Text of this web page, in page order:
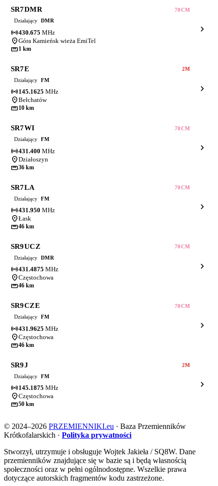
SR7DMR
70CM
Działający
DMR
sensors430.675 MHz
location_onGóra Kamieńsk wieża EmiTel
straighten1 km
chevron_right
SR7E
2M
Działający
FM
sensors145.1625 MHz
location_onBełchatów
straighten10 km
chevron_right
SR7WI
70CM
Działający
FM
sensors431.400 MHz
location_onDziałoszyn
straighten36 km
chevron_right
SR7LA
70CM
Działający
FM
sensors431.950 MHz
location_onŁask
straighten46 km
chevron_right
SR9UCZ
70CM
Działający
DMR
sensors431.4875 MHz
location_onCzęstochowa
straighten46 km
chevron_right
SR9CZE
70CM
Działający
FM
sensors431.9625 MHz
location_onCzęstochowa
straighten46 km
chevron_right
SR9J
2M
Działający
FM
sensors145.1875 MHz
location_onCzęstochowa
straighten50 km
chevron_right
© 2024–2026 PRZEMIENNIKI.eu · Baza Przemienników
Krótkofalarskich · Polityka prywatności
Stworzył, utrzymuje i obsługuje Wojtek Jakieła / SQ8W. Dane
przemienników znajdujące się w bazie są i będą własnością
społeczności oraz w pełni ogólnodostępne. Wszelkie prawa
dotyczące autorskich fragmentów kodu zastrzeżone.